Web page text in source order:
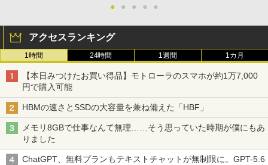
● ● ● ● ●
アクセスランキング
1時間 24時間 1週間 1カ月
【本日みつけたお買い得品】モトローラのスマホが約1万7,000
円で購入可能
HBMの速さとSSDの大容量を兼ね備えた「HBF」
メモリ8GBで仕事なんて無理……そう思っていた時期が僕にもあ
りました
ChatGPT、無料プランもテキストチャットが無制限に。GPT-5.6